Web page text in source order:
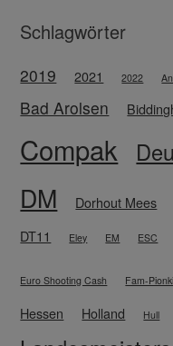
Schlagwörter
2019 2021 2022
Bad Arolsen
Compak
DM Dorhout Mees
DT11 Eley EM ESC
Euro Shooting Cash Fam-Pionki
Hessen Holland Hull